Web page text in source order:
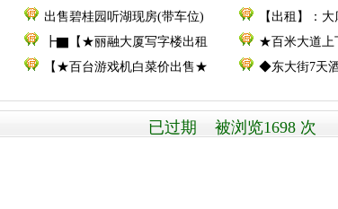
出售碧桂园听湖现房(带车位)
【出租】：
┣▇【★丽融大厦写字楼出租
★百米大道上
【★百台游戏机白菜价出售★
◆东大街7天
已过期 被浏览1698 次